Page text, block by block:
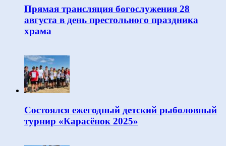
Прямая трансляция богослужения 28
августа в день престольного праздника
храма
Состоялся ежегодный детский рыболовный
турнир «Карасёнок 2025»